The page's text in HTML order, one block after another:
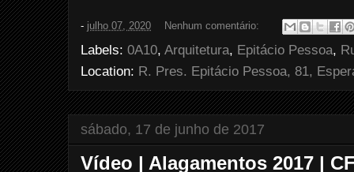
b
o
k
t
r
e
e
s
t
e
- julho 07, 2020 Nenhum comentário:
Labels: 0A10, Arquitetura, Epitácio Pessoa,
Location: R. Pres. Epitácio Pessoa, 81,
sábado, 17 de junho de 2017
Vídeo | Alagamentos 2017 |